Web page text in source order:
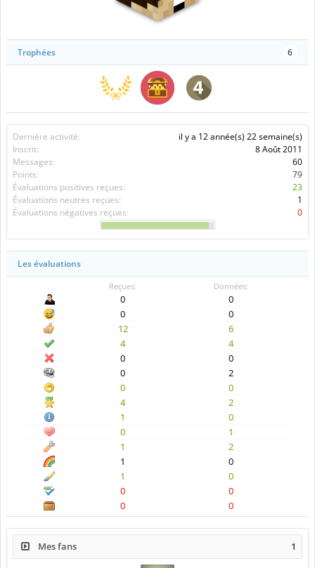
Trophées 6
Dernière activité:
il y a 12 année(s) 22 semaine(s)
Inscrit:
8 Août 2011
Messages:
60
Points:
79
Évaluations positives reçues:
23
Évaluations neutres reçues:
1
Évaluations négatives reçues:
0
Les évaluations
Reçues: Données:
0
0
0
0
12
6
4
4
0
0
0
2
0
0
4
2
1
0
0
1
1
2
1
0
1
0
0
0
0
0
Mes fans 1